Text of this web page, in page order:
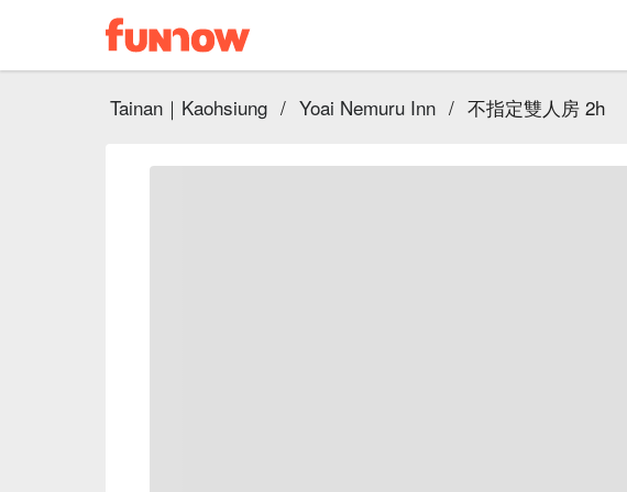
Tainan｜Kaohsiung / Yoai Nemuru Inn / 不指定雙人房 2h